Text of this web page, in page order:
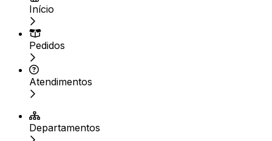
Início
Pedidos
Atendimentos
Departamentos